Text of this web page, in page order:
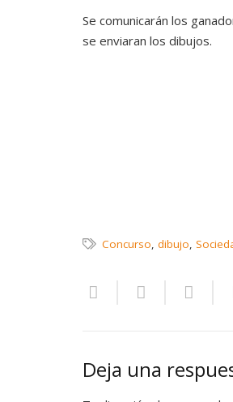
Se comunicarán los
se enviaran los dibujos.
Concurso, dibujo,
Deja una